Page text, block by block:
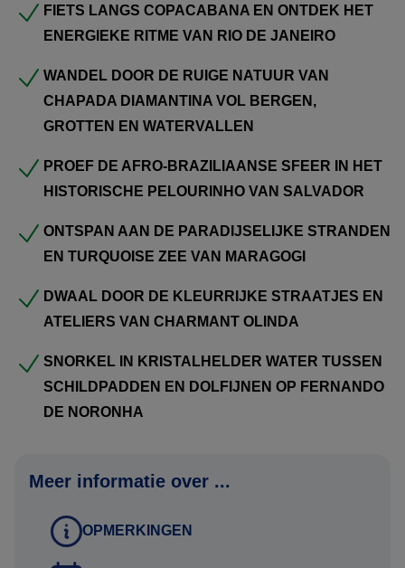
Brazilië. Slenter door het kolonialePelourinho, luister
naar Afro-Braziliaanse ritmes en geniet van levendige
pleinen en historische straatjes.
Hier draait alles om ontspanning, snorkelen en genieten
van de tropische sfeer.
Via het charmanteOlinda , met zijn kleurrijke huizen en
artistieke karakter, eindigt de reis op het paradijselijke
Fernando de Noronha. Dit beschermde eilandenarchipel
staat bekend om verborgen baaien, vulkanische
schildpadden en dolfijnen regelmatig worden gespot.
Een reis vol contrasten: bruisende steden, ongerepte
Uiteraard zijn wijzigingen nog mogelijk in het offertetraject.
dan verneem ik graag uw terugkoppeling.
FIETS LANGS COPACABANA EN ONTDEK HET
ENERGIEKE RITME VAN RIO DE JANEIRO
WANDEL DOOR DE RUIGE NATUUR VAN
CHAPADA DIAMANTINA VOL BERGEN,
GROTTEN EN WATERVALLEN
PROEF DE AFRO-BRAZILIAANSE SFEER IN HET
HISTORISCHE PELOURINHO VAN SALVADOR
ONTSPAN AAN DE PARADIJSELIJKE STRANDEN
EN TURQUOISE ZEE VAN MARAGOGI
DWAAL DOOR DE KLEURRIJKE STRAATJES EN
ATELIERS VAN CHARMANT OLINDA
SNORKEL IN KRISTALHELDER WATER TUSSEN
SCHILDPADDEN EN DOLFIJNEN OP FERNANDO
DE NORONHA
Meer informatie over ...
OPMERKINGEN